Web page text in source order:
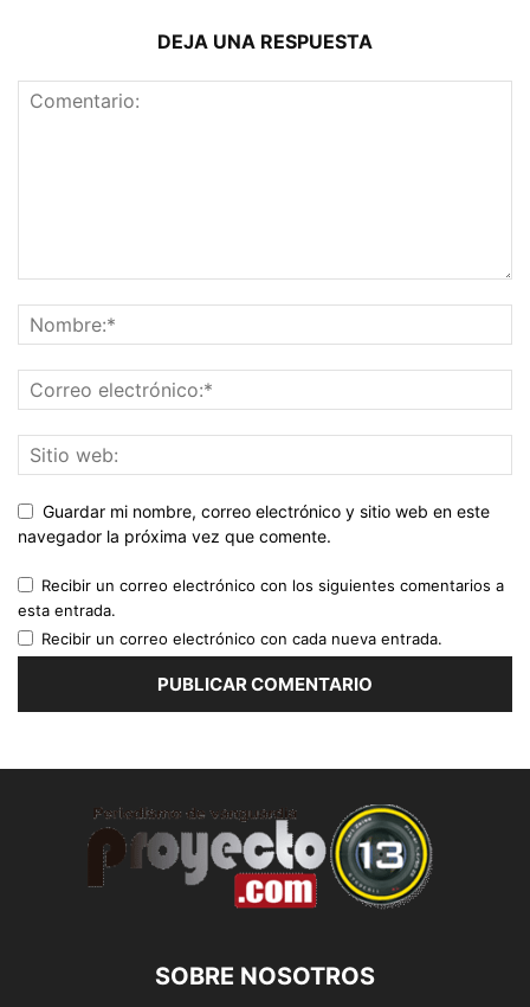
DEJA UNA RESPUESTA
Guardar mi nombre, correo electrónico y sitio web en este
navegador la próxima vez que comente.
Recibir un correo electrónico con los siguientes comentarios a
esta entrada.
Recibir un correo electrónico con cada nueva entrada.
SOBRE NOSOTROS